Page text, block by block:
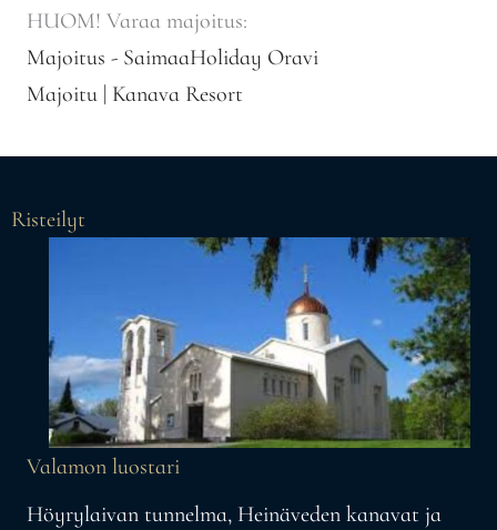
HUOM! Varaa majoitus:
Majoitus - SaimaaHoliday Oravi
Majoitu | Kanava Resort
Risteilyt
Valamon luostari
Höyrylaivan tunnelma, Heinäveden kanavat ja